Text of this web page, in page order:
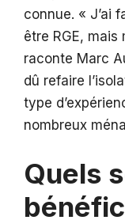
connue. « J’ai
être RGE,
raconte Marc
dû refaire
type
nombreux
Quels